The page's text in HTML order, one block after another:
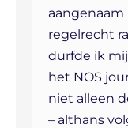
aangenaam
regelrecht
durfde ik
het NOS
niet alleen
– althans